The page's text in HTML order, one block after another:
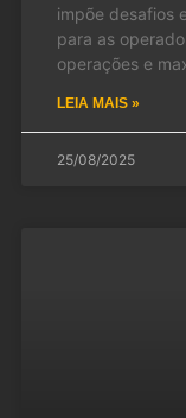
impõe desafios
para as
operações e
LEIA MAIS »
25/08/2025